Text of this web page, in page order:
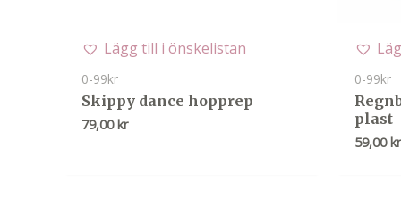
Lägg till i önskelistan
0-99kr
Skippy dance hopprep
79,00 kr
0-99kr
plast
59,00 kr